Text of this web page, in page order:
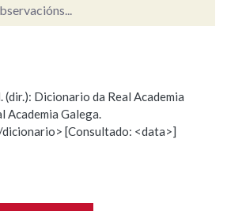
DE BUSCA
Hai un erro na palabra
a definición
(dir.): Dicionario da Real Academia
Academia Galega.
[Consultado: <data>]